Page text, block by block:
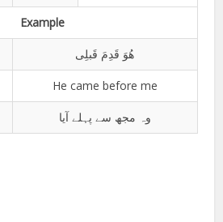
Example
ھُوَ قَدِمَ قَبلِی
He came before me
وہ مجھ سے پہلے آیا